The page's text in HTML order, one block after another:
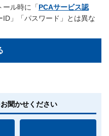
ール時に「PCAサービス認
ID」「パスワード」とは異な
聞かせください